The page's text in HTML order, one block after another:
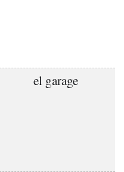
el garage